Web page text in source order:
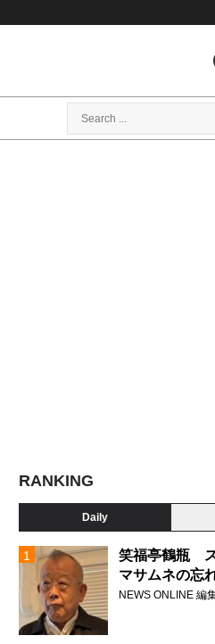
RANKING
Daily
笑福亭鶴瓶
マサムネの忘
NEWS ONLINE 編